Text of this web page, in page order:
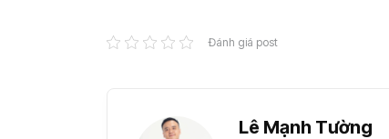
Đánh giá post
Lê Mạnh Tường